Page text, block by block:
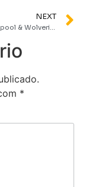
NEXT
Marvel | Deadpool & Wolverine ganha trailer e pôster oficiais
*